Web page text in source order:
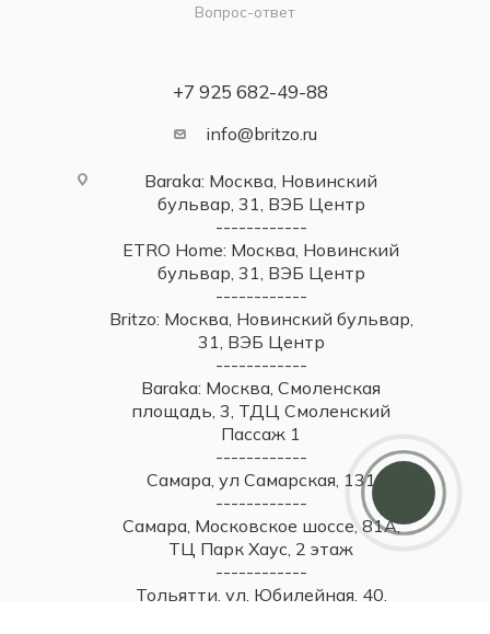
Вопрос-ответ
+7 925 682-49-88
info@britzo.ru
Baraka: Москва, Новинский
бульвар, 31, ВЭБ Центр
------------
ETRO Home: Москва, Новинский
бульвар, 31, ВЭБ Центр
------------
Britzo: Москва, Новинский бульвар,
31, ВЭБ Центр
------------
Baraka: Москва, Смоленская
площадь, 3, ТДЦ Смоленский
Пассаж 1
------------
Самара, ул Самарская, 131
------------
Самара, Московское шоссе, 81А,
ТЦ Парк Хаус, 2 этаж
------------
Тольятти, ул. Юбилейная, 40,
благодарности зачисляем 5 000 бонусов за